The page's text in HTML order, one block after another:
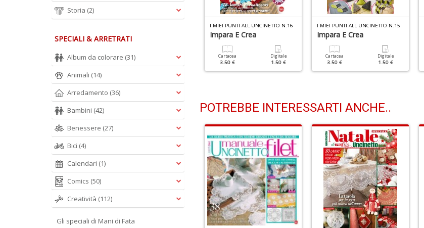
Di 70 Punti Per Le Tue
Digitale
1.50 €
Più Di 80 Punti Per Le Tue
Creazioni
Cartacea Digitale
1.50 €
I MIEI PUNTI ALL UNCINETTO N.16
Impara E Crea
Cartacea
3.50 €
Digitale
1.50 €
I MIEI PUNTI ALL UNCINETTO N.15
Impara E Crea
Cartacea
3.50 €
Digitale
1.50 €
POTREBBE INTERESSARTI ANCHE..
Storia (2)
SPECIALI & ARRETRATI
Album da colorare (31)
Animali (14)
Arredamento (36)
Bambini (42)
Benessere (27)
Bici (4)
Calendari (1)
Comics (50)
Creatività (112)
Gli speciali di Mani di Fata